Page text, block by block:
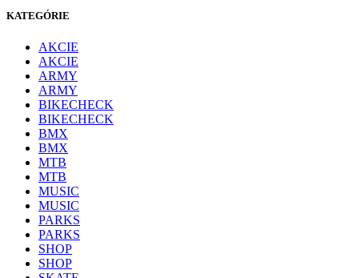
KATEGÓRIE
AKCIE
AKCIE
ARMY
ARMY
BIKECHECK
BIKECHECK
BMX
BMX
MTB
MTB
MUSIC
MUSIC
PARKS
PARKS
SHOP
SHOP